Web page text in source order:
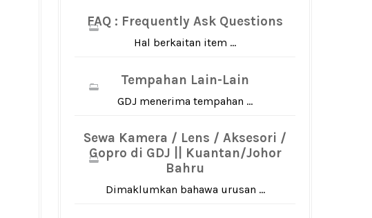
FAQ : Frequently Ask Questions
Hal berkaitan item ...
Tempahan Lain-Lain
GDJ menerima tempahan ...
Sewa Kamera / Lens / Aksesori /
Gopro di GDJ || Kuantan/Johor
Bahru
Dimaklumkan bahawa urusan ...